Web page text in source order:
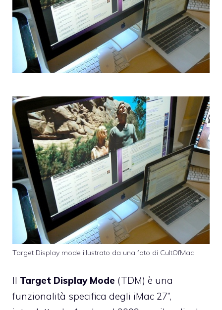
Target Display mode illustrato da una foto di CultOfMac
Il Target Display Mode (TDM) è una
funzionalità specifica degli iMac 27”,